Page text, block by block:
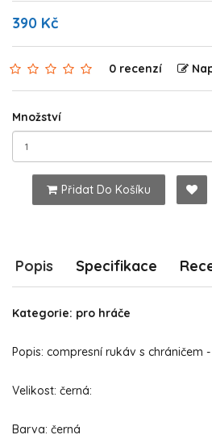
390 Kč
0 recenzí
Množství
Přidat Do Košíku
Popis Specifikace
Kategorie: pro hráče
Popis: compresní rukáv s chráničem
Velikost: černá:
Barva: černá